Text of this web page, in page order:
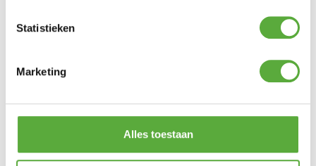
Statistieken
Marketing
Alles toestaan
Eurom Partytent Heater 2100
€109,00